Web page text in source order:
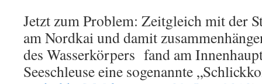
Jetzt zum Problem: Zeitgleich mit der
am Nordkai und damit
des Wasserkörpers fand am
Seeschleuse eine sogenannte